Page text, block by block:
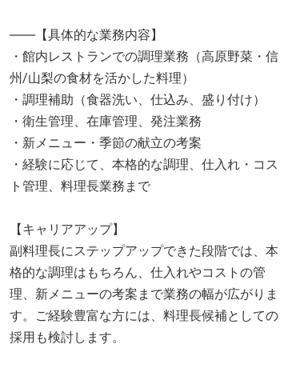
――【具体的な業務内容】
・館内レストランでの調理業務（高原野菜・信
州/山梨の食材を活かした料理）
・調理補助（食器洗い、仕込み、盛り付け）
・衛生管理、在庫管理、発注業務
・新メニュー・季節の献立の考案
・経験に応じて、本格的な調理、仕入れ・コス
ト管理、料理長業務まで
【キャリアアップ】
副料理長にステップアップできた段階では、本
格的な調理はもちろん、仕入れやコストの管
理、新メニューの考案まで業務の幅が広がりま
す。ご経験豊富な方には、料理長候補としての
採用も検討します。